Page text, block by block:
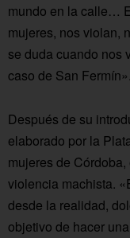
mundo en la calle…
mujeres, nos violan,
se duda cuando nos
caso de San Fermín».
Después de su
elaborado por la
mujeres de
violencia machista.
desde la realidad,
objetivo de hacer